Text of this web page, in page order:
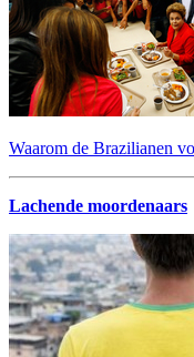
Waarom de Brazilianen
Lachende moordenaars